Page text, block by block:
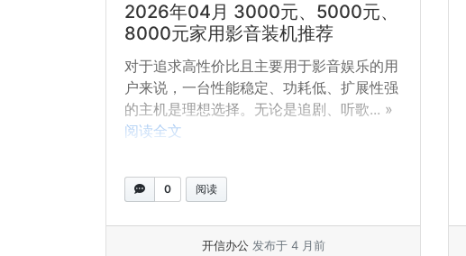
2026年04月 3000元、5000元、
8000元家用影音装机推荐
对于追求高性价比且主要用于影音娱乐的用
户来说，一台性能稳定、功耗低、扩展性强
的主机是理想选择。无论是追剧、听歌... »
阅读全文
0 阅读
开信办公 发布于 4 月前